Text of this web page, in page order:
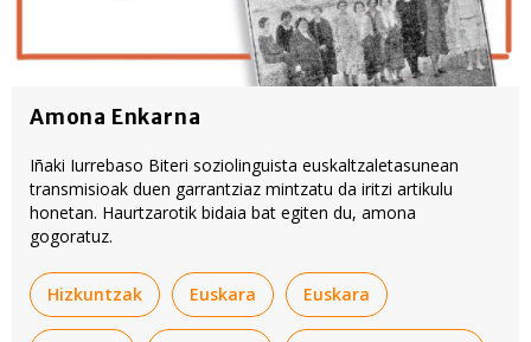
Amona Enkarna
Iñaki Iurrebaso Biteri soziolinguista euskaltzaletasunean
transmisioak duen garrantziaz mintzatu da iritzi artikulu
honetan. Haurtzarotik bidaia bat egiten du, amona
gogoratuz.
Hizkuntzak Euskara Euskara